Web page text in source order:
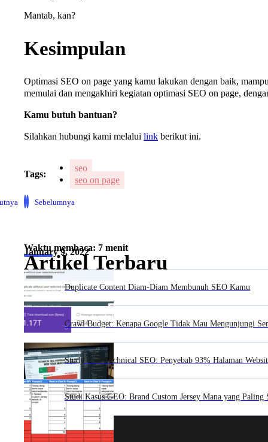
January 9, 2022
Waktu membaca: 7 menit
Artikel Terbaru
Duplicate Content Diam-Diam Membunuh SEO Kamu
Crawl Budget: Kenapa Google Tidak Mau Mengunjungi
Study Case Technical SEO: Penyebab 93% Halaman
Studi Kasus GEO: Brand Custom Jersey Mana yang
Mantab, kan?
Kesimpulan
Optimasi SEO on page yang kamu lakukan dengan baik,
memulai dan mengakhiri kegiatan optimasi SEO on page,
Kamu butuh bantuan?
Silahkan hubungi kami melalui link berikut ini.
Tags:
seo
seo on page
Sebelumnya